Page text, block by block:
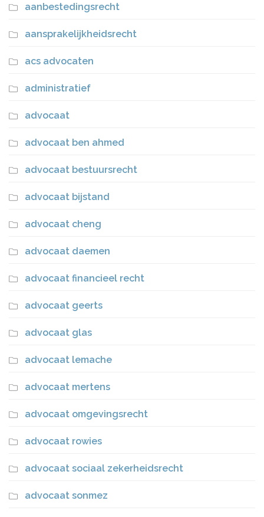
aanbestedingsrecht
aansprakelijkheidsrecht
acs advocaten
administratief
advocaat
advocaat ben ahmed
advocaat bestuursrecht
advocaat bijstand
advocaat cheng
advocaat daemen
advocaat financieel recht
advocaat geerts
advocaat glas
advocaat lemache
advocaat mertens
advocaat omgevingsrecht
advocaat rowies
advocaat sociaal zekerheidsrecht
advocaat sonmez